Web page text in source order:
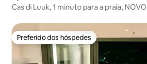
Cas di Luuk, 1 minuto para a praia, NOVO
Preferido dos hóspedes
Preferido dos hóspedes